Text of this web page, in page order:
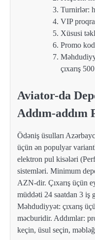
Turnirlər:
VIP
Xüsusi
Promo
çıxarış
Aviator-da
Addım-addım
Ödəniş üsulları
üçün ən populyar
elektron pul kisələri
sistemləri. Minimum
AZN-dir. Çıxarış üçün
müddəti 24 saatdan 3 iş
Məhdudiyyət: çıxarış
məcburidir. Addımlar:
keçin, üsul seçin,